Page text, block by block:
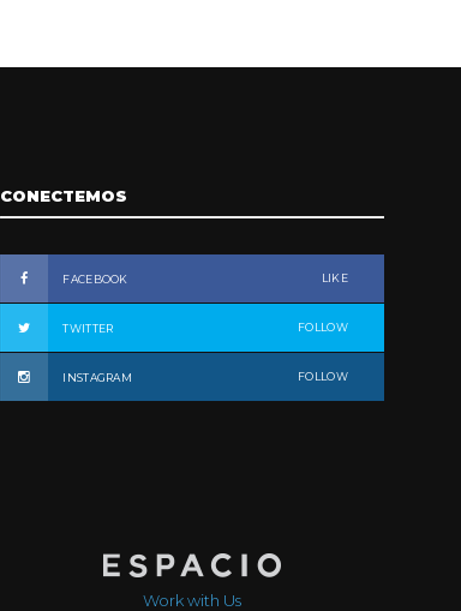
CONECTEMOS
FACEBOOK LIKE
TWITTER FOLLOW
INSTAGRAM FOLLOW
Work with Us